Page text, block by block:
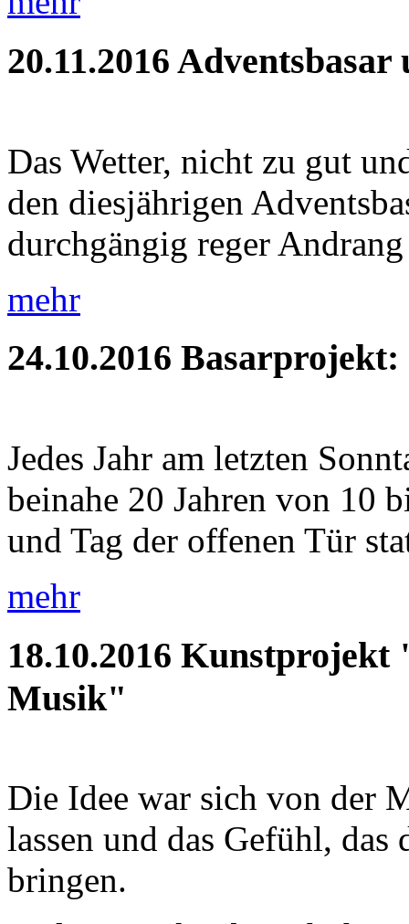
20.11.2016 Adventsbasar
Das Wetter, nicht zu gut
den diesjährigen
durchgängig reger
mehr
24.10.2016
Jedes Jahr am letzten
beinahe 20 Jahren von 10
und Tag der offenen Tür
mehr
18.10.2016 Kunstprojekt
Musik"
Die Idee war sich von der
lassen und das Gefühl, das
bringen.